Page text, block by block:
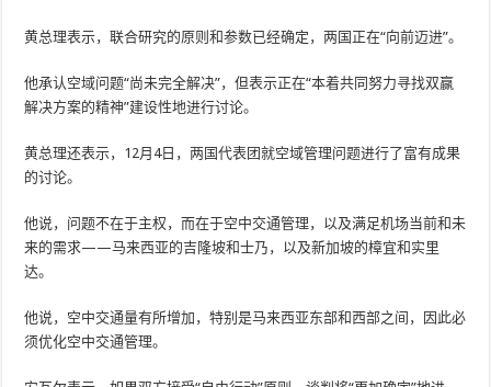
黄总理表示，联合研究的原则和参数已经确定，两国正在“向前迈进”。
他承认空域问题“尚未完全解决”，但表示正在“本着共同努力寻找双赢
解决方案的精神”建设性地进行讨论。
黄总理还表示，12月4日，两国代表团就空域管理问题进行了富有成果
的讨论。
他说，问题不在于主权，而在于空中交通管理，以及满足机场当前和未
来的需求——马来西亚的吉隆坡和士乃，以及新加坡的樟宜和实里
达。
他说，空中交通量有所增加，特别是马来西亚东部和西部之间，因此必
须优化空中交通管理。